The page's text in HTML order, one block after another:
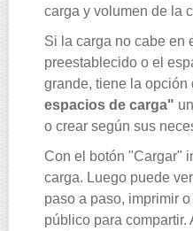
carga y volumen de la
Si la carga no cabe en
preestablecido o el
grande, tiene la opción
espacios de carga"
o crear según sus
Con el botón "Cargar"
carga. Luego puede
paso a paso, imprimir
público para compartir.